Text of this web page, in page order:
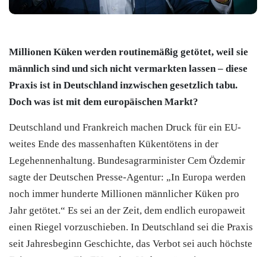
Millionen Küken werden routinemäßig getötet, weil sie
männlich sind und sich nicht vermarkten lassen – diese
Praxis ist in Deutschland inzwischen gesetzlich tabu.
Doch was ist mit dem europäischen Markt?
Deutschland und Frankreich machen Druck für ein EU-
weites Ende des massenhaften Kükentötens in der
Legehennenhaltung. Bundesagrarminister Cem Özdemir
sagte der Deutschen Presse-Agentur: „In Europa werden
noch immer hunderte Millionen männlicher Küken pro
Jahr getötet.“ Es sei an der Zeit, dem endlich europaweit
einen Riegel vorzuschieben. In Deutschland sei die Praxis
seit Jahresbeginn Geschichte, das Verbot sei auch höchste